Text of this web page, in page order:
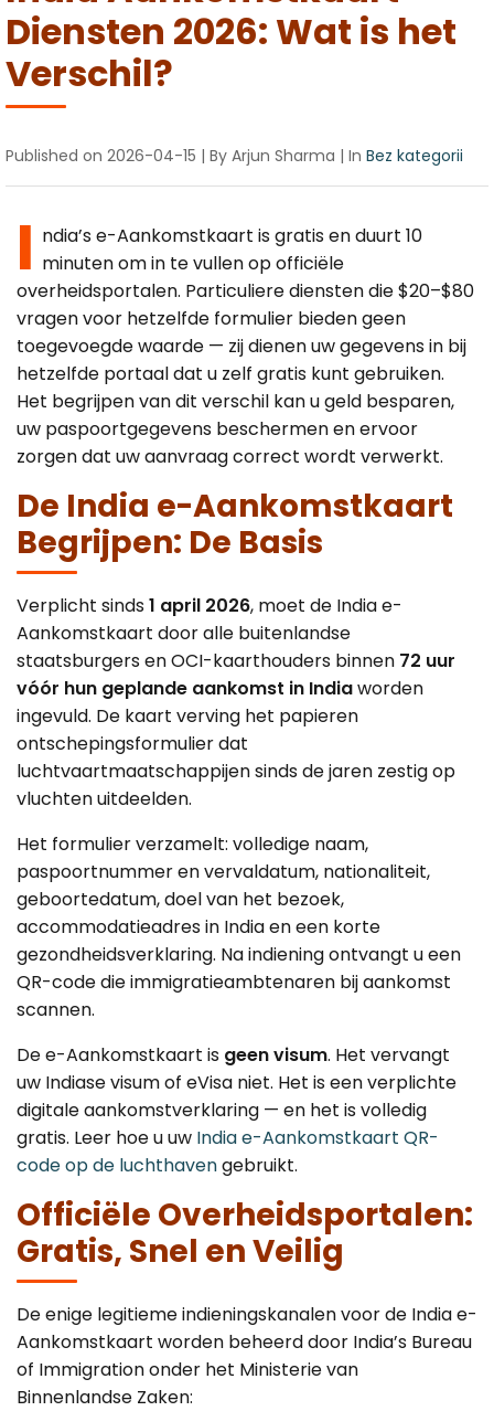
Error Correction
Missed Deadline
Canada
EU Citizens
NRI Guide
Bangalore
Languages
Diensten 2026: Wat is het
Verschil?
Published on 2026-04-15 | By Arjun Sharma | In Bez kategorii
I ndia’s e-Aankomstkaart is gratis en duurt 10
minuten om in te vullen op officiële
overheidsportalen. Particuliere diensten die $20–$80
vragen voor hetzelfde formulier bieden geen
toegevoegde waarde — zij dienen uw gegevens in bij
hetzelfde portaal dat u zelf gratis kunt gebruiken.
Het begrijpen van dit verschil kan u geld besparen,
uw paspoortgegevens beschermen en ervoor
zorgen dat uw aanvraag correct wordt verwerkt.
De India e-Aankomstkaart
Begrijpen: De Basis
Verplicht sinds1 april 2026, moet de India e-
Aankomstkaart door alle buitenlandse
staatsburgers en OCI-kaarthouders binnen 72 uur
vóór hun geplande aankomst in Indiaworden
ingevuld. De kaart verving het papieren
ontschepingsformulier dat
luchtvaartmaatschappijen sinds de jaren zestig op
vluchten uitdeelden.
Het formulier verzamelt: volledige naam,
paspoortnummer en vervaldatum, nationaliteit,
geboortedatum, doel van het bezoek,
accommodatieadres in India en een korte
gezondheidsverklaring. Na indiening ontvangt u een
QR-code die immigratieambtenaren bij aankomst
scannen.
De e-Aankomstkaart is geen visum. Het vervangt
uw Indiase visum of eVisa niet. Het is een verplichte
digitale aankomstverklaring — en het is volledig
gratis. Leer hoe u uw India e-Aankomstkaart QR-
code op de luchthavengebruikt.
Officiële Overheidsportalen:
Gratis, Snel en Veilig
De enige legitieme indieningskanalen voor de India e-
Aankomstkaart worden beheerd door India’s Bureau
of Immigration onder het Ministerie van
Binnenlandse Zaken: